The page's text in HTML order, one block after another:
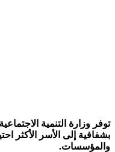
توفر وزارة التنمية
بشفافية إلى الأسر الأكثر
والمؤسسات.